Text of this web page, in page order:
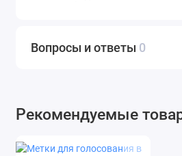
Вопросы и ответы 0
Рекомендуемые